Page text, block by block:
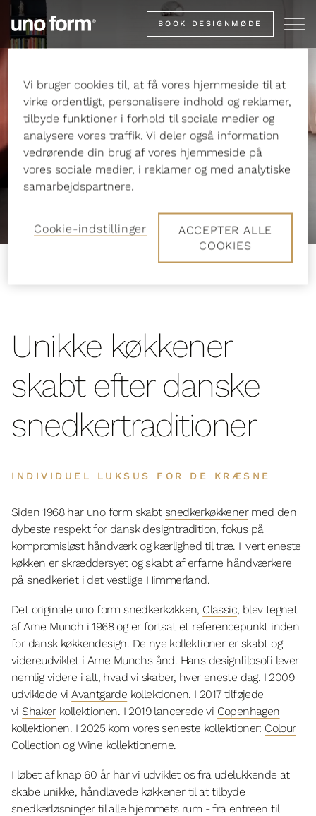
Gå
til
startsiden
BOOK DESIGNMØDE
Ikonisk design i nye
farver
SE MERE ...
Unikke køkkener
skabt efter danske
snedkertraditioner
INDIVIDUEL LUKSUS FOR DE KRÆSNE
Siden 1968 har uno form skabt snedkerkøkkenermed den
dybeste respekt for dansk designtradition, fokus på
kompromisløst håndværk og kærlighed til træ. Hvert eneste
køkken er skræddersyet og skabt af erfarne håndværkere
på snedkeriet i det vestlige Himmerland.
Det originale uno form snedkerkøkken, Classic, blev tegnet
af Arne Munch i 1968 og er fortsat et referencepunkt inden
for dansk køkkendesign. De nye kollektioner er skabt og
videreudviklet i Arne Munchs ånd. Hans designfilosofi lever
nemlig videre i alt, hvad vi skaber, hver eneste dag. I 2009
udviklede viAvantgarde kollektionen. I 2017 tilføjede
viShakerkollektionen. I 2019 lancerede vi Copenhagen
kollektionen. I 2025 kom vores seneste kollektioner: Colour
Collection og Wine kollektionerne.
I løbet af knap 60 år har vi udviklet os fra udelukkende at
skabe unikke, håndlavede køkkener til at tilbyde
snedkerløsninger til alle hjemmets rum - fra entreen til
Vi bruger cookies til, at få vores hjemmeside til at
virke ordentligt, personalisere indhold og reklamer,
tilbyde funktioner i forhold til sociale medier og
analysere vores traffik. Vi deler også information
vedrørende din brug af vores hjemmeside på
vores sociale medier, i reklamer og med analytiske
samarbejdspartnere.
Cookie-indstillinger
ACCEPTER ALLE
COOKIES